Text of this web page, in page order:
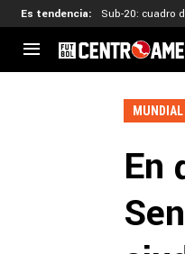
Es tendencia: Sub-20: cuadro
CENTROAMÉRICA
En